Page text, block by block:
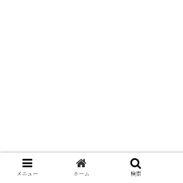
メニュー ホーム 検索